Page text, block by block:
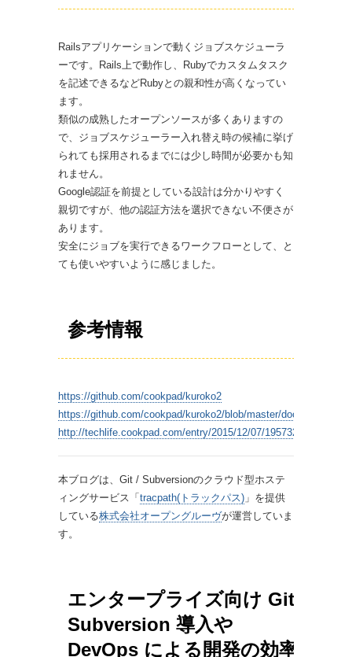
Railsアプリケーションで動くジョブスケジューラ
ーです。Rails上で動作し、Rubyでカスタムタスク
を記述できるなどRubyとの親和性が高くなってい
ます。
類似の成熟したオープンソースが多くありますの
で、ジョブスケジューラー入れ替え時の候補に挙げ
られても採用されるまでには少し時間が必要かも知
れません。
Google認証を前提としている設計は分かりやすく
親切ですが、他の認証方法を選択できない不便さが
あります。
安全にジョブを実行できるワークフローとして、と
ても使いやすいように感じました。
参考情報
https://github.com/cookpad/kuroko2
https://github.com/cookpad/kuroko2/blob/master/docs/index.md
http://techlife.cookpad.com/entry/2015/12/07/195732
本ブログは、Git / Subversionのクラウド型ホステ
ィングサービス「tracpath(トラックパス) 」を提供
している株式会社オープングルーヴが運営していま
す。
エンタープライズ向け Git /
Subversion 導入や
DevOps による開発の効率